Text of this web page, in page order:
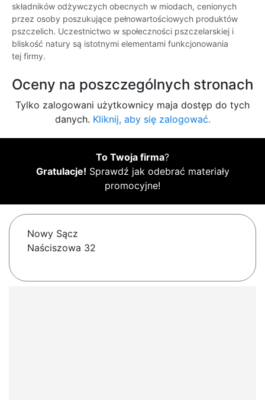
składników odżywczych obecnych w miodach, cenionych
przez osoby poszukujące pełnowartościowych produktów
pszczelich. Uczestnictwo w społeczności pszczelarskiej i
bliskość natury są istotnymi elementami funkcjonowania
tej firmy.
Oceny na poszczególnych stronach
Tylko zalogowani użytkownicy maja dostęp do tych
danych. Kliknij, aby się zalogować.
To Twoja firma?
Gratulacje! Sprawdź jak odebrać materiały
promocyjne!
Nowy Sącz
Naściszowa 32